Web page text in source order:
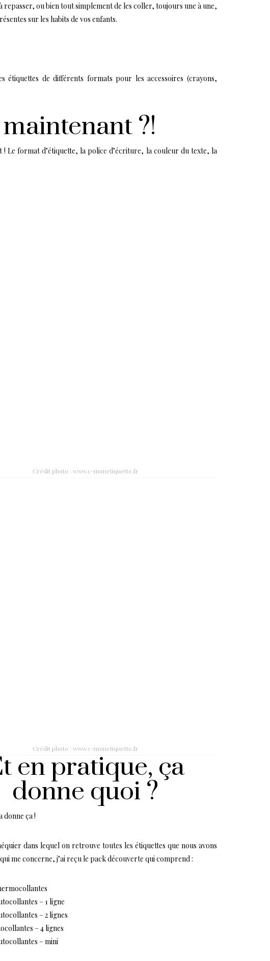
ou bien tout simplement de les coller, toujours une à une,
sur les habits de vos enfants.
étiquettes de différents formats pour les accessoires (crayons,
?!
Le format d’étiquette, la police d’écriture, la couleur du texte, la
Crédit photo : www.c-monetiquette.fr
Crédit photo : www.c-monetiquette.fr
en pratique, ça
donne quoi ?
donne ça !
dans lequel on retrouve toutes les étiquettes que nous avons
me concerne, j’ai reçu le pack découverte qui comprend :
– 1 ligne
– 2 lignes
– 4 lignes
– mini